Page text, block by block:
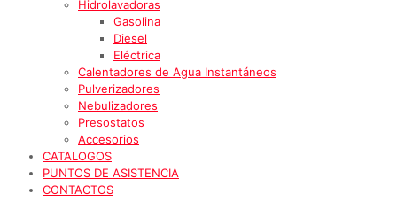
Hidrolavadoras
Gasolina
Diesel
Eléctrica
Calentadores de Agua Instantáneos
Pulverizadores
Nebulizadores
Presostatos
Accesorios
CATALOGOS
PUNTOS DE ASISTENCIA
CONTACTOS